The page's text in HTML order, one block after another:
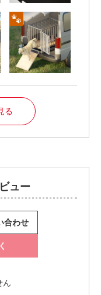
る
ュー
合わせ
ん